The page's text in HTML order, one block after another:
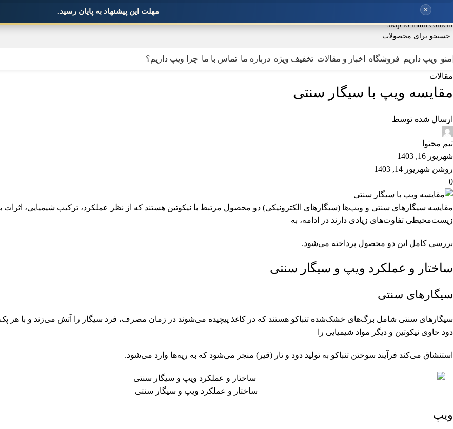
Skip to navigation
Skip to main content
منو ویپ داریم فروشگاه اخبار و مقالات تخفیف ویژه درباره ما تماس با ما چرا ویپ داریم؟
مقالات
مقایسه ویپ با سیگار سنتی
ارسال شده توسط
تیم محتوا
شهریور 16, 1403
روشن شهریور 14, 1403
0
مقایسه سیگارهای سنتی و ویپ‌ها (سیگارهای الکترونیکی) دو محصول مرتبط با نیکوتین هستند که از نظر عملکرد، ترکیب شیمیایی، اثرات
زیست‌محیطی تفاوت‌های زیادی دارند در ادامه، به
بررسی کامل این دو محصول پرداخته می‌شود.
ساختار و عملکرد ویپ و سیگار سنتی
سیگارهای سنتی
سیگارهای سنتی شامل برگ‌های خشک‌شده تنباکو هستند که در کاغذ پیچیده می‌شوند در زمان مصرف، فرد سیگار را آتش می‌زند و با هر
دود حاوی نیکوتین و دیگر مواد شیمیایی را
استنشاق می‌کند فرآیند سوختن تنباکو به تولید دود و تار (قیر) منجر می‌شود که به ریه‌ها وارد می‌شود.
ساختار و عملکرد ویپ و سیگار سنتی
ویپ
✕ مهلت این پیشنهاد به پایان رسید.